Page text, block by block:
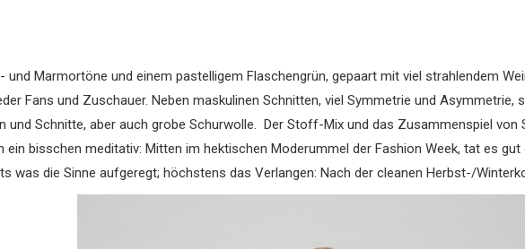
und Marmortöne und einem pastelligem Flaschengrün, gepaart mit viel strahlendem
Fans und Zuschauer.Neben maskulinen Schnitten, viel Symmetrie und
Schnitte, aber auch grobe Schurwolle. Der Stoff-Mix und das Zusammenspiel von
bisschen meditativ: Mitten im hektischen Moderummel der Fashion Week, tat es
was die Sinne aufgeregt; höchstens das Verlangen: Nach der cleanen Herbst-/